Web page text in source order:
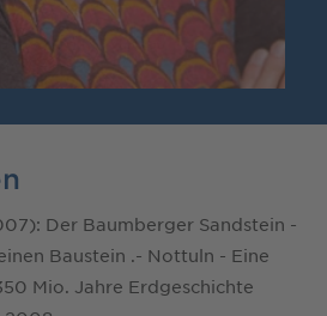
Der Baumberger Sandstein -
Baustein .- Nottuln - Eine
Mio. Jahre Erdgeschichte